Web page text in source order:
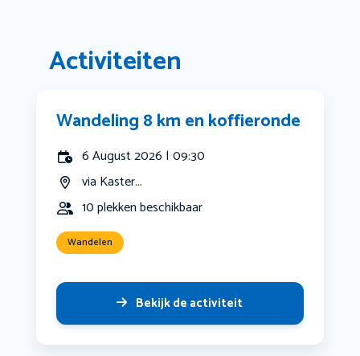
Activiteiten
Wandeling 8 km en koffieronde
6 August 2026 | 09:30
via Kaster...
10 plekken beschikbaar
Wandelen
Bekijk de activiteit